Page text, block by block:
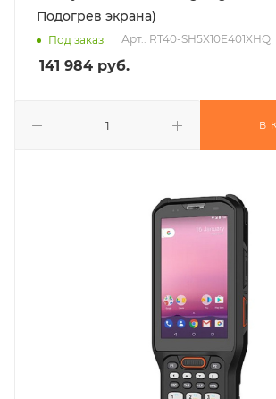
Подогрев экрана)
Под заказ Арт.: RT40-SH5X10E401XHQ
141 984 руб.
В